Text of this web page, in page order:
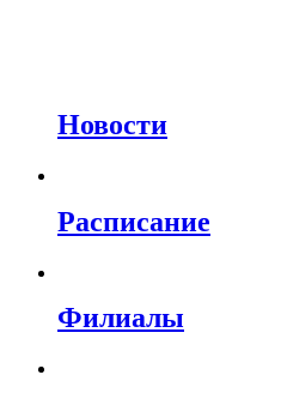
Новости
Расписание
Филиалы